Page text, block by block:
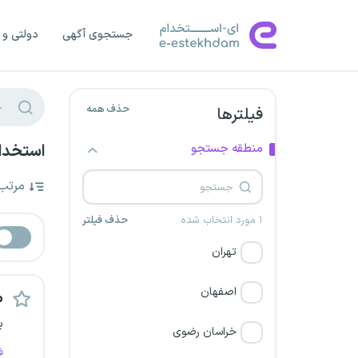
جستجوی آگهی دولتی
فیلترها حذف همه
منطقه جستجو
۱ مورد انتخاب شده حذف فیلتر
تهران
اصفهان
خراسان رضوی